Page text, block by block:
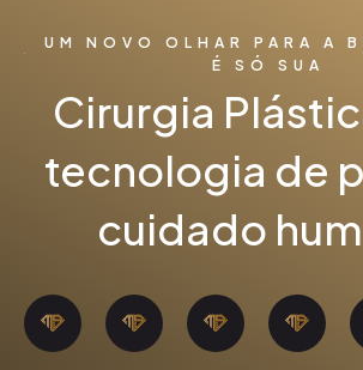
UM NOVO OLHAR PARA A
É SÓ SUA
Cirurgia
tecnologia de
cuidado